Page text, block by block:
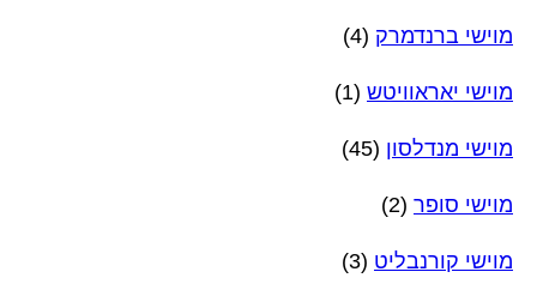
מוישי ברנדמרק (4)
מוישי יאראוויטש (1)
מוישי מנדלסון (45)
מוישי סופר (2)
מוישי קורנבליט (3)